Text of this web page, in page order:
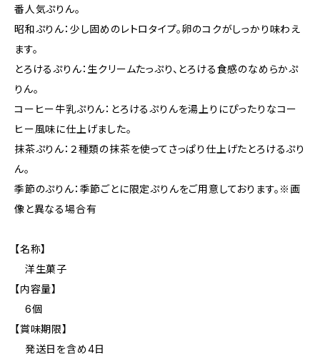
番人気ぷりん。
昭和ぷりん：少し固めのレトロタイプ。卵のコクがしっかり味わえ
ます。
とろけるぷりん：生クリームたっぷり、とろける食感のなめらかぷ
りん。
コーヒー牛乳ぷりん：とろけるぷりんを湯上りにぴったりなコー
ヒー風味に仕上げました。
抹茶ぷりん：２種類の抹茶を使ってさっぱり仕上げたとろけるぷり
ん。
季節のぷりん：季節ごとに限定ぷりんをご用意しております。※画
像と異なる場合有
【名称】
洋生菓子
【内容量】
6個
【賞味期限】
発送日を含め4日